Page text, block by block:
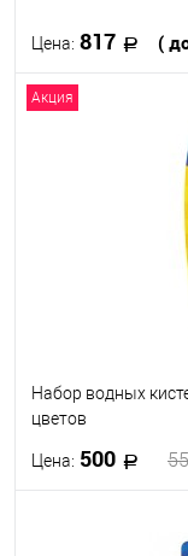
Цена: 817 (
Акция
Набор водных
цветов
Цена: 500